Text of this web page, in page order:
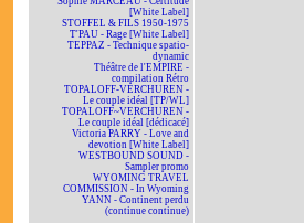
[White Label]
STOFFEL & FILS 1950-1975
T'PAU - Rage [White Label]
TEPPAZ - Technique spatio-
dynamic
Théâtre de l'EMPIRE -
compilation Rétro
TOPALOFF-VERCHUREN -
Le couple idéal [TP/WL]
TOPALOFF~VERCHUREN -
Le couple idéal [dédicacé]
Victoria PARRY - Love and
devotion [White Label]
WESTBOUND SOUND -
Sampler promo
WYOMING TRAVEL
COMMISSION - In Wyoming
YANN - Continent perdu
(continue continue)